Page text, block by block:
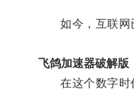
如今，互联网已
飞鸽加速器破解版
在这个数字时代